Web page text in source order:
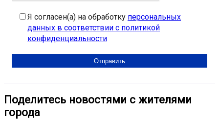
Я согласен(а) на обработку персональных
данных в соответствии с политикой
конфиденциальности
Поделитесь новостями с жителями
города